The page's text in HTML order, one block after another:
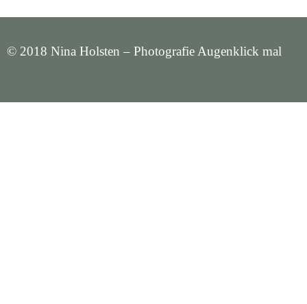
© 2018 Nina Holsten – Photografie Augenklick mal